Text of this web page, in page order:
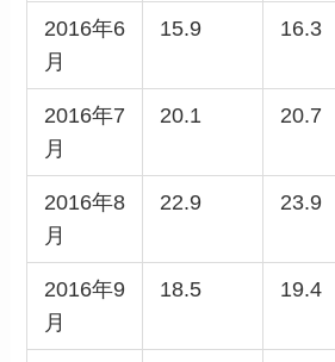
2016年6
月
15.9 16.3
2016年7
月
20.1 20.7
2016年8
月
22.9 23.9
2016年9
月
18.5 19.4